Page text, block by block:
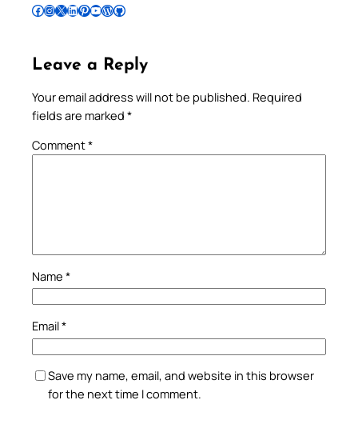
Follow Pradeep on Facebook Follow Pradeep on InstagramFollow Pradeep on X Follow Pradeep on LinkedIn Follow Pradeep on Pinterest Subscribe to Pradeep’s Youtube Channel Follow Pradeep on WordPress Follow Pradeep on GitHub
Leave a Reply
Your email address will not be published. Required
fields are marked *
Comment*
Name *
Email*
Save my name, email, and website in this browser
for the next time I comment.